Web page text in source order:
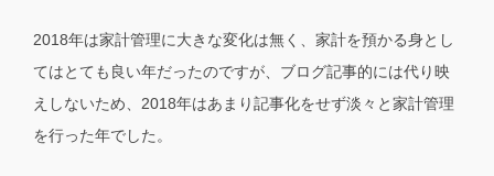
2018年は家計管理に大きな変化は無く、家計を預かる身とし
てはとても良い年だったのですが、ブログ記事的には代り映
えしないため、2018年はあまり記事化をせず淡々と家計管理
を行った年でした。